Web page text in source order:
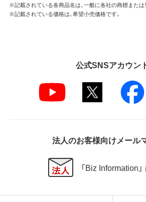
※記載されている各商品名は、一般に各社の商標または
※記載されている価格は、希望小売価格です。
公式SNSアカウン
法人のお客様向けメール
「Biz Information